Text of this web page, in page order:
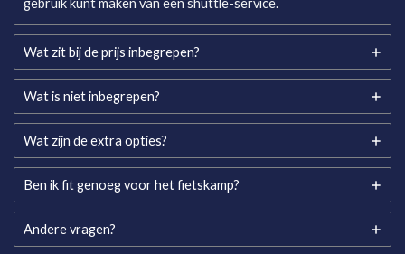
gebruik kunt maken van een shuttle-service.
Wat zit bij de prijs inbegrepen?
Wat is niet inbegrepen?
Wat zijn de extra opties?
Ben ik fit genoeg voor het fietskamp?
Andere vragen?